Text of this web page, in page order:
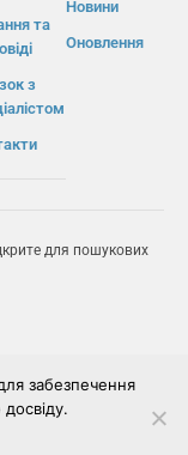
та
з
Новини
Оновлення
для пошукових
забезпечення